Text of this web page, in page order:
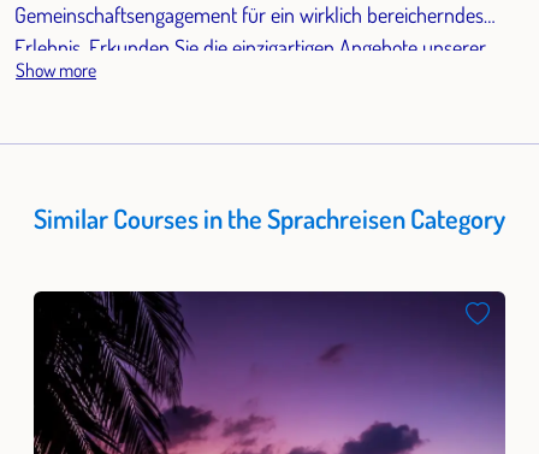
Gemeinschaftsengagement für ein wirklich bereicherndes
Erlebnis. Erkunden Sie die einzigartigen Angebote unserer
beider verschiedenen Schulstandorte und entfalten Sie das
Show more
Similar Courses in the Sprachreisen Category